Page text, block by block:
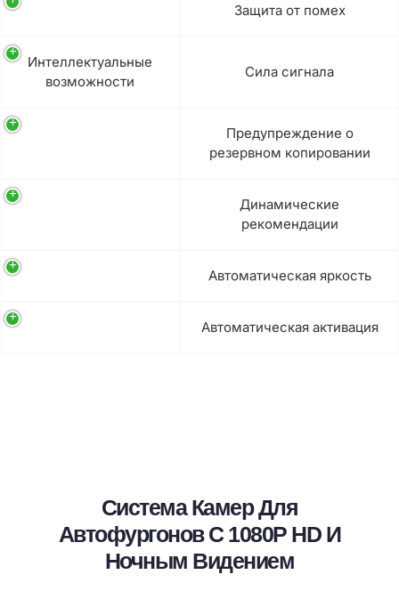
Защита от помех
Интеллектуальные
возможности
Сила сигнала
Предупреждение о
резервном копировании
Динамические
рекомендации
Автоматическая яркость
Автоматическая активация
Система Камер Для
Автофургонов С 1080P HD И
Ночным Видением